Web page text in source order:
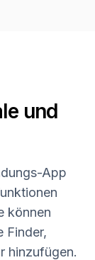
und
App
können
Finder,
hinzufügen.